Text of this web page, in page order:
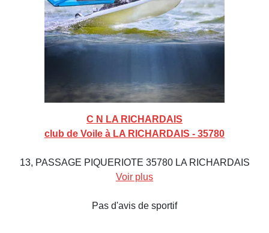
C N LA RICHARDAIS
club de Voile à LA RICHARDAIS - 35780
13, PASSAGE PIQUERIOTE 35780 LA RICHARDAIS
Voir plus
Pas d'avis de sportif